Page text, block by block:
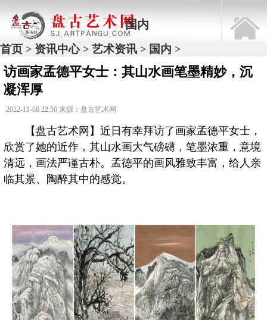
国内
首页 > 资讯中心> 艺术资讯 > 国内 >
访画家孟德平女士：其山水画笔墨精妙，沉
凝浑厚
2022-11-08 22:50 来源：盘古艺术网
【盘古艺术网】近日有幸拜访了画家孟德平女士，
欣赏了她的近作，其山水画大气磅礴，笔墨浓重，意境
清远，画法严谨古朴。孟德平的画风雅致丰富，给人亲
临其景、陶醉其中的感觉。